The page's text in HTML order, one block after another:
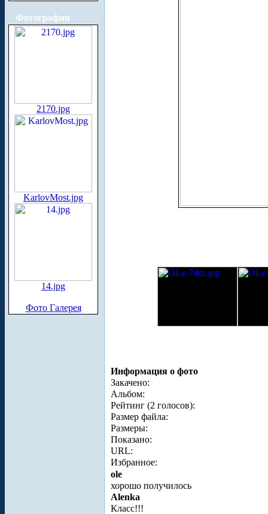
Фотографии
2170.jpg
KarlovMost.jpg
14.jpg
Фото Галерея
Информация о фото
Закачено:
Альбом:
Рейтинг (2 голосов):
Размер файла:
Размеры:
Показано:
URL:
Избранное:
ole
хорошо получилось
Alenka
Класс!!!